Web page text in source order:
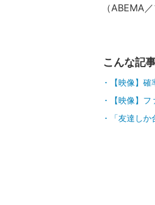
（ABEMA
こんな記
【映像】
【映像】
「友達し